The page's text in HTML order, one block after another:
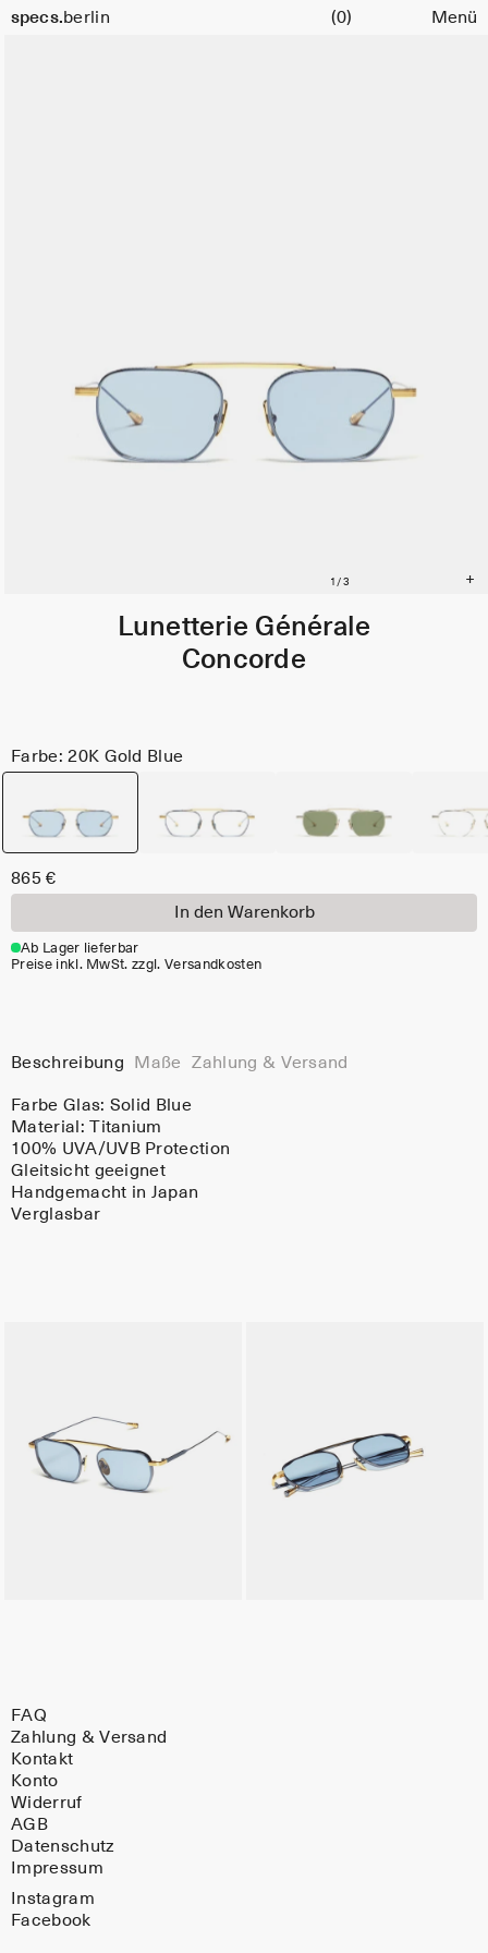
specs.berlin
Warenkorb (0) Menü
Lunetterie Générale
Concorde
Farbe: 20K Gold Blue
865 €
In den Warenkorb
Ab Lager lieferbar
Preise inkl. MwSt. zzgl. Versandkosten
Beschreibung Maße Zahlung & Versand
Farbe Glas: Solid Blue
Material:Titanium
100% UVA/UVB Protection
Gleitsicht geeignet
Handgemacht in Japan
Verglasbar
FAQ
Zahlung & Versand
Kontakt
Konto
Widerruf
AGB
Datenschutz
Impressum
Instagram
Facebook